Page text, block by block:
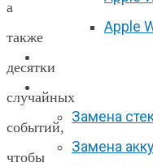
Apple
Замена
Замена
а
также
десятки
случайных
событий,
чтобы